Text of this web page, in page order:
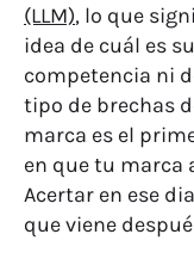
(LLM), lo que
idea de cuál es
competencia ni
tipo de brechas
marca es el
en que tu marca
Acertar en ese
que viene